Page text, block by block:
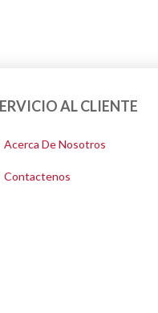
AL CLIENTE
Acerca De Nosotros
Contactenos